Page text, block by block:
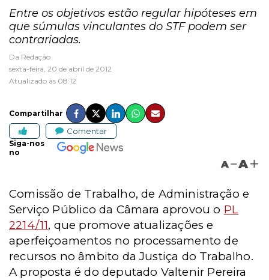
Entre os objetivos estão regular hipóteses em
que súmulas vinculantes do STF podem ser
contrariadas.
Da Redação
sexta-feira, 20 de abril de 2012
Atualizado às 08:12
Compartilhar
Comentar
Siga-nos
no
A A
Comissão de Trabalho, de Administração e
Serviço Público da Câmara aprovou o PL
2214/11, que promove atualizações e
aperfeiçoamentos no processamento de
recursos no âmbito da Justiça do Trabalho.
A proposta é do deputado Valtenir Pereira